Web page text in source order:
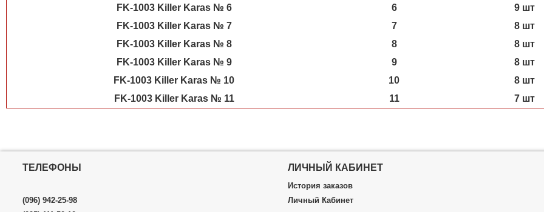
FK-1003 Killer Karas № 6
6
9 шт
FK-1003 Killer Karas № 7
7
8 шт
FK-1003 Killer Karas № 8
8
8 шт
FK-1003 Killer Karas № 9
9
8 шт
FK-1003 Killer Karas № 10
10
8 шт
FK-1003 Killer Karas № 11
11 7 шт
ТЕЛЕФОНЫ
(096) 942-25-98
ЛИЧНЫЙ КАБИНЕТ
История заказов
Личный Кабинет